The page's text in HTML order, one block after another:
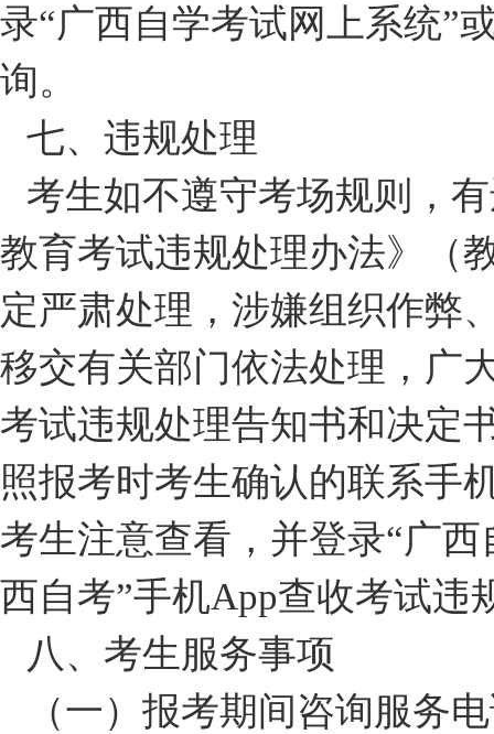
录“广西自学考试网上系统”
询。
七、违规处理
考生如不遵守考场规则，
教育考试违规处理办法》（
定严肃处理，涉嫌组织作弊
移交有关部门依法处理，广
考试违规处理告知书和决定
照报考时考生确认的联系手
考生注意查看，并登录“广
西自考”手机App查收考试违
八、考生服务事项
（一）报考期间咨询服务